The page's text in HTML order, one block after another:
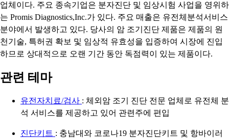
업체이다. 주요 종속기업은 분자진단 및 임상시험 사업을 영위하
는 Promis Diagnostics,Inc.가 있다. 주요 매출은 유전체분석서비스
분야에서 발생하고 있다. 당사의 암 조기진단 제품은 제품의 원
천기술, 특허권 확보 및 임상적 유효성을 입증하여 시장에 진입
하므로 상대적으로 오랜 기간 동안 독점력이 있는 제품이다.
관련 테마
유전자치료/검사 : 체외암 조기 진단 전문 업체로 유전체 분
석 서비스를 제공하고 있어 관련주에 편입
진단키트 : 충남대와 코로나19 분자진단키트 및 항바이러